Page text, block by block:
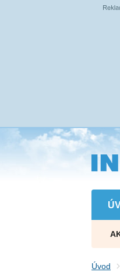
Přejít
na
hlavní
obsah
Úvod